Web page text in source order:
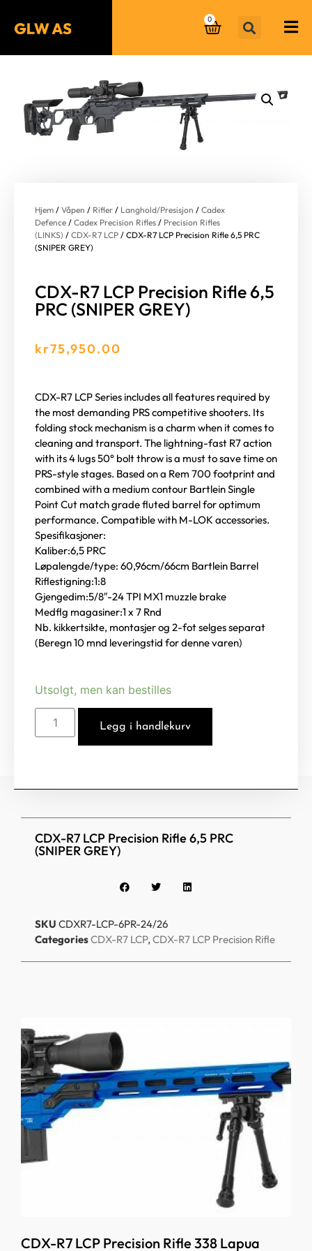
0
Hjem / Våpen / Rifler / Langhold/Presisjon / Cadex
Defence / Cadex Precision Rifles / Precision Rifles
(LINKS) / CDX-R7 LCP / CDX-R7 LCP Precision Rifle 6,5 PRC
(SNIPER GREY)
CDX-R7 LCP Precision Rifle 6,5
PRC (SNIPER GREY)
kr75,950.00
CDX-R7 LCP Series includes all features required by
the most demanding PRS competitive shooters. Its
folding stock mechanism is a charm when it comes to
cleaning and transport. The lightning-fast R7 action
with its 4 lugs 50° bolt throw is a must to save time on
PRS-style stages. Based on a Rem 700 footprint and
combined with a medium contour Bartlein Single
Point Cut match grade fluted barrel for optimum
performance. Compatible with M-LOK accessories.
Spesifikasjoner:
Kaliber:6,5 PRC
Løpalengde/type: 60,96cm/66cm Bartlein Barrel
Riflestigning:1:8
Gjengedim:5/8″-24 TPI MX1 muzzle brake
Medflg magasiner:1 x 7 Rnd
Nb. kikkertsikte, montasjer og 2-fot selges separat
(Beregn 10 mnd leveringstid for denne varen)
Utsolgt, men kan bestilles
Legg i handlekurv
CDX-R7 LCP Precision Rifle 6,5 PRC
(SNIPER GREY)
SKU CDXR7-LCP-6PR-24/26
CategoriesCDX-R7 LCP, CDX-R7 LCP Precision Rifle
CDX-R7 LCP Precision Rifle 338 Lapua